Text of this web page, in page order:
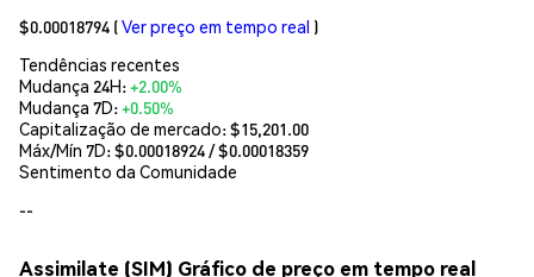
$0.00018794 (Ver preço em tempo real )
Tendências recentes
Mudança 24H:+2.00%
Mudança 7D:+0.50%
Capitalização de mercado:$15,201.00
Máx/Mín 7D: $0.00018924/ $0.00018359
Sentimento da Comunidade
--
Assimilate (SIM) Gráfico de preço em tempo real